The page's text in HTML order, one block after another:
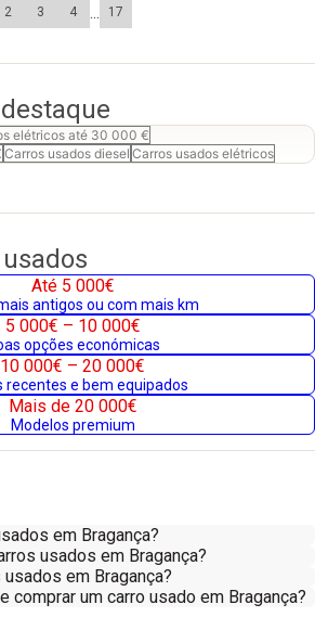
2 3 4 ... 17
elétricos até 30 000 €
Carros usados diesel Carros usados elétricos
Até 5 000€
antigos ou com mais km
5 000€ – 10 000€
opções económicas
10 000€ – 20 000€
recentes e bem equipados
Mais de 20 000€
Modelos premium
em Bragança?
usados em Bragança?
em Bragança?
comprar um carro usado em Bragança?